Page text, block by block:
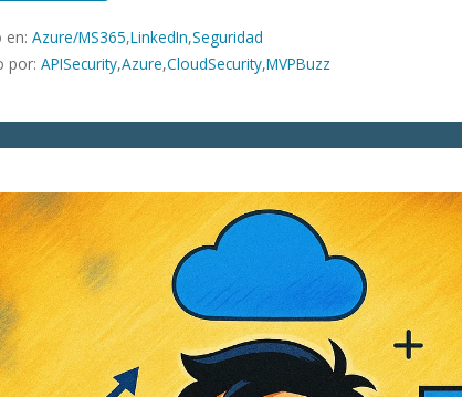
en:Azure/MS365,LinkedIn,Seguridad
por:APISecurity,Azure,CloudSecurity,MVPBuzz